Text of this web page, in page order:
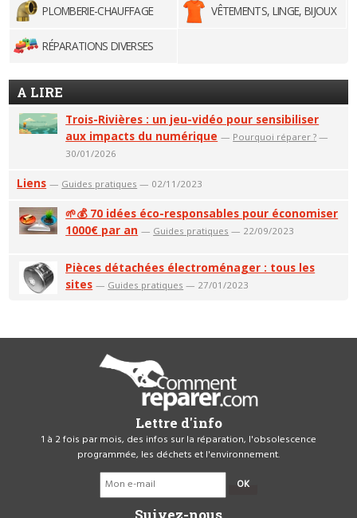
PLOMBERIE-CHAUFFAGE VÊTEMENTS, LINGE, BIJOUX
RÉPARATIONS DIVERSES
A LIRE
Trois-Rivières : un jeu-vidéo pour sensibiliser
aux impacts du numérique — Pourquoi réparer ? —
30/01/2026
Liens — Guides pratiques — 02/11/2023
🌱💰 70 idées éco-responsables pour économiser
1000€ par an — Guides pratiques — 22/09/2023
Pièces détachées électroménager : tous les
sites — Guides pratiques — 27/01/2023
Lettre d'info
1 à 2 fois par mois, des infos sur la réparation, l'obsolescence
programmée, les déchets et l'environnement.
OK